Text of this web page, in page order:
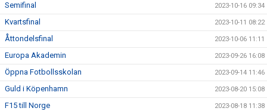
Semifinal 2023-10-16 09:34
Kvartsfinal 2023-10-11 08:22
Åttondelsfinal 2023-10-06 11:11
Europa Akademin 2023-09-26 16:08
Öppna Fotbollsskolan 2023-09-14 11:46
Guld i Köpenhamn 2023-08-20 15:08
F15 till Norge 2023-08-18 11:38